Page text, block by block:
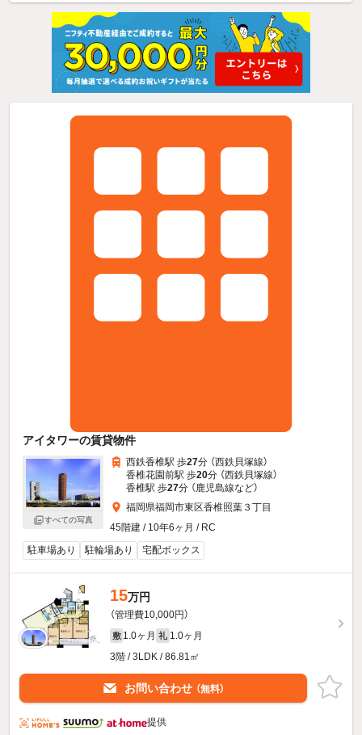
アイタワーの賃貸物件
すべての写真
西鉄香椎駅 歩27分 （西鉄貝塚線）
香椎花園前駅 歩20分 （西鉄貝塚線）
香椎駅 歩27分 （鹿児島線など）
福岡県福岡市東区香椎照葉３丁目
45階建 / 10年6ヶ月 / RC
駐車場あり
駐輪場あり 宅配ボックス
15万円
（管理費10,000円）
敷 1.0ヶ月 礼 1.0ヶ月
3階 / 3LDK / 86.81㎡
お問い合わせ （無料）
提供